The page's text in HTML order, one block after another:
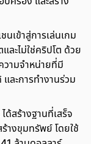
เข้าสู่การเล่นเกม
ะไม่ใช่คริปโต ด้วย
วามจำหน่ายที่มี
ละการทำงานร่วม
ด้สร้างฐานที่เสร็จ
างขุมทรัพย์ โดยใช้